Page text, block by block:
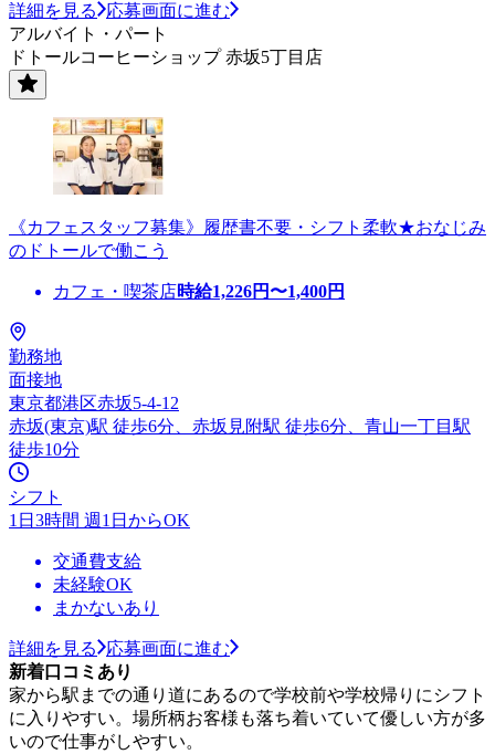
詳細を見る
応募画面に進む
アルバイト・パート
ドトールコーヒーショップ 赤坂5丁目店
《カフェスタッフ募集》履歴書不要・シフト柔軟★おなじみ
のドトールで働こう
カフェ・喫茶店時給1,226円〜1,400円
勤務地
面接地
東京都港区赤坂5-4-12
赤坂(東京)駅 徒歩6分、赤坂見附駅 徒歩6分、青山一丁目駅
徒歩10分
シフト
1日3時間 週1日からOK
交通費支給
未経験OK
まかないあり
詳細を見る
応募画面に進む
新着口コミあり
家から駅までの通り道にあるので学校前や学校帰りにシフト
に入りやすい。場所柄お客様も落ち着いていて優しい方が多
いので仕事がしやすい。